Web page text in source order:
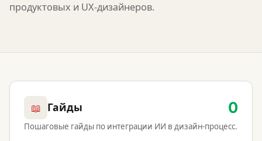
продуктовых и UX-дизайнеров.
📖 Гайды 0
Пошаговые гайды по интеграции ИИ в дизайн-процесс.